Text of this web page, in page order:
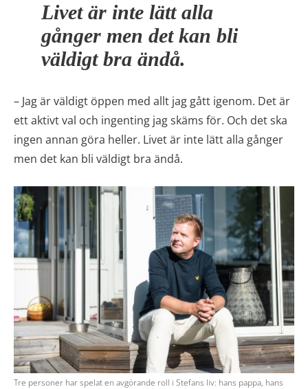
Livet är inte lätt alla
gånger men det kan bli
väldigt bra ändå.
– Jag är väldigt öppen med allt jag gått igenom. Det är
ett aktivt val och ingenting jag skäms för. Och det ska
ingen annan göra heller. Livet är inte lätt alla gånger
men det kan bli väldigt bra ändå.
Tre personer har spelat en avgörande roll i Stefans liv: hans pappa, hans